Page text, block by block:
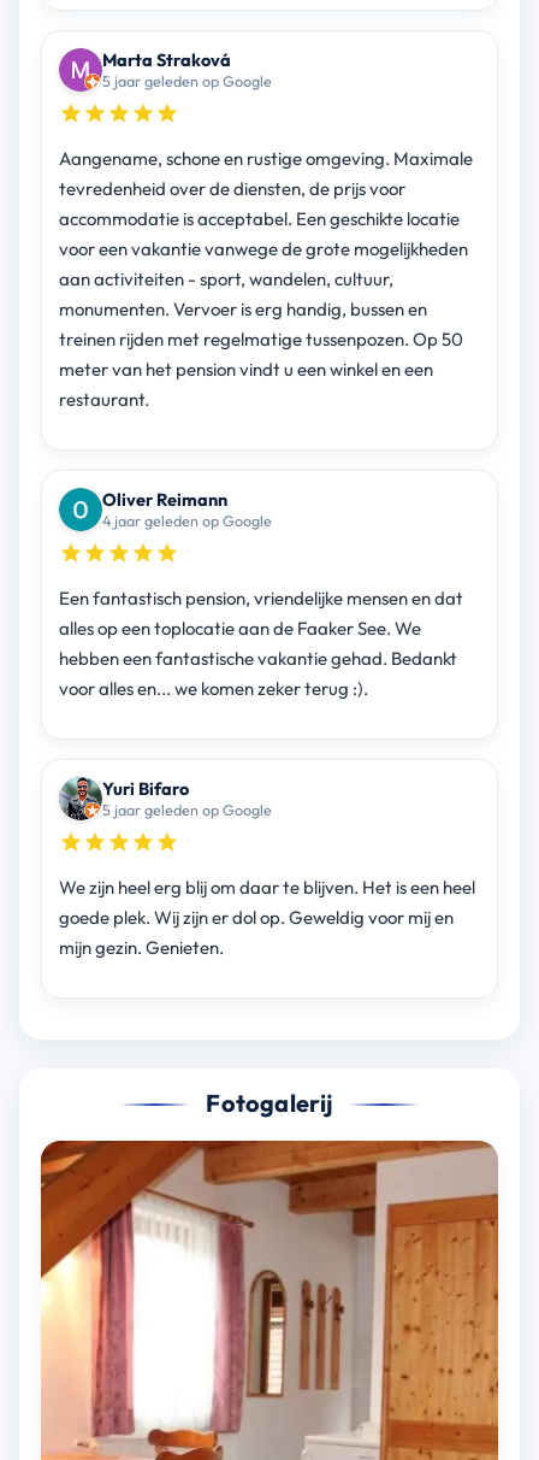
Marta Straková
5 jaar geleden op Google
Aangename, schone en rustige omgeving. Maximale
tevredenheid over de diensten, de prijs voor
accommodatie is acceptabel. Een geschikte locatie
voor een vakantie vanwege de grote mogelijkheden
aan activiteiten - sport, wandelen, cultuur,
monumenten. Vervoer is erg handig, bussen en
treinen rijden met regelmatige tussenpozen. Op 50
meter van het pension vindt u een winkel en een
restaurant.
Oliver Reimann
4 jaar geleden op Google
Een fantastisch pension, vriendelijke mensen en dat
alles op een toplocatie aan de Faaker See. We
hebben een fantastische vakantie gehad. Bedankt
voor alles en... we komen zeker terug :).
Yuri Bifaro
5 jaar geleden op Google
We zijn heel erg blij om daar te blijven. Het is een heel
goede plek. Wij zijn er dol op. Geweldig voor mij en
mijn gezin. Genieten.
Fotogalerij